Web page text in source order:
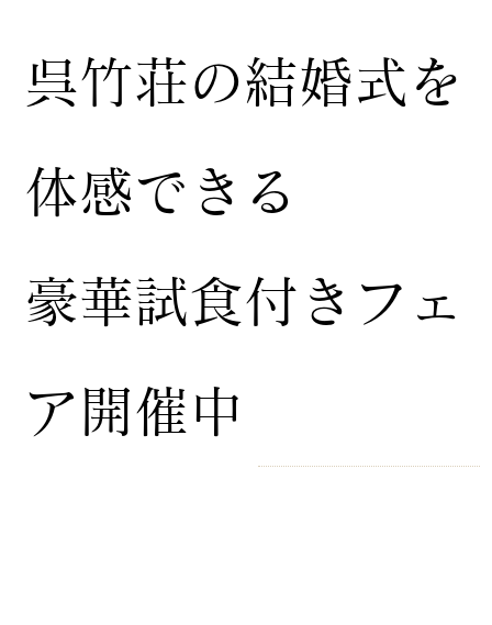
​呉竹荘の結婚式を
体感できる
豪華試食付きフェ
ア開催中